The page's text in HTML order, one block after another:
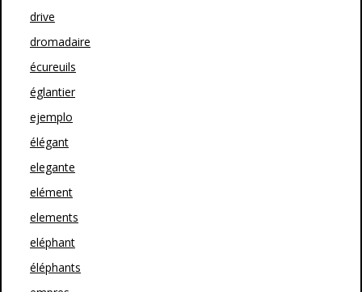
drive
dromadaire
écureuils
églantier
ejemplo
élégant
elegante
elément
elements
eléphant
éléphants